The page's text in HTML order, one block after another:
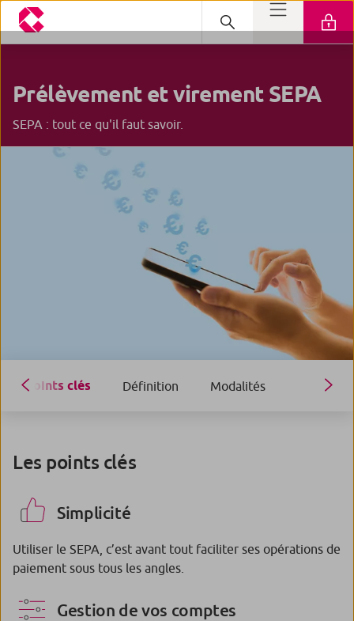
Prélèvement et virement SEPA
SEPA : tout ce qu'il faut savoir.
Points clés Définition Modalités
Les points clés
Simplicité
Utiliser le SEPA, c’est avant tout faciliter ses opérations de
paiement sous tous les angles.
Gestion de vos comptes